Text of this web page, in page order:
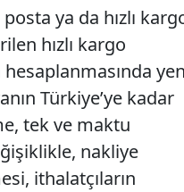
ya da hızlı
hızlı kargo
Türkiye’ye kadar
tek ve maktu
nakliye
ithalatçıların